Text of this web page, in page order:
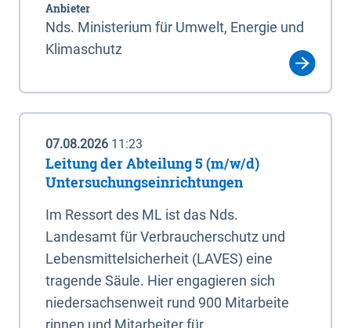
Anbieter
Nds. Ministerium für Umwelt, Energie und
Klimaschutz
07.08.2026 11:23
Leitung der Abteilung 5 (m/w/d)
Untersuchungseinrichtungen
Im Ressort des ML ist das Nds.
Landesamt für Verbraucherschutz und
Lebensmittelsicherheit (LAVES) eine
tragende Säule. Hier engagieren sich
niedersachsenweit rund 900 Mitarbeite